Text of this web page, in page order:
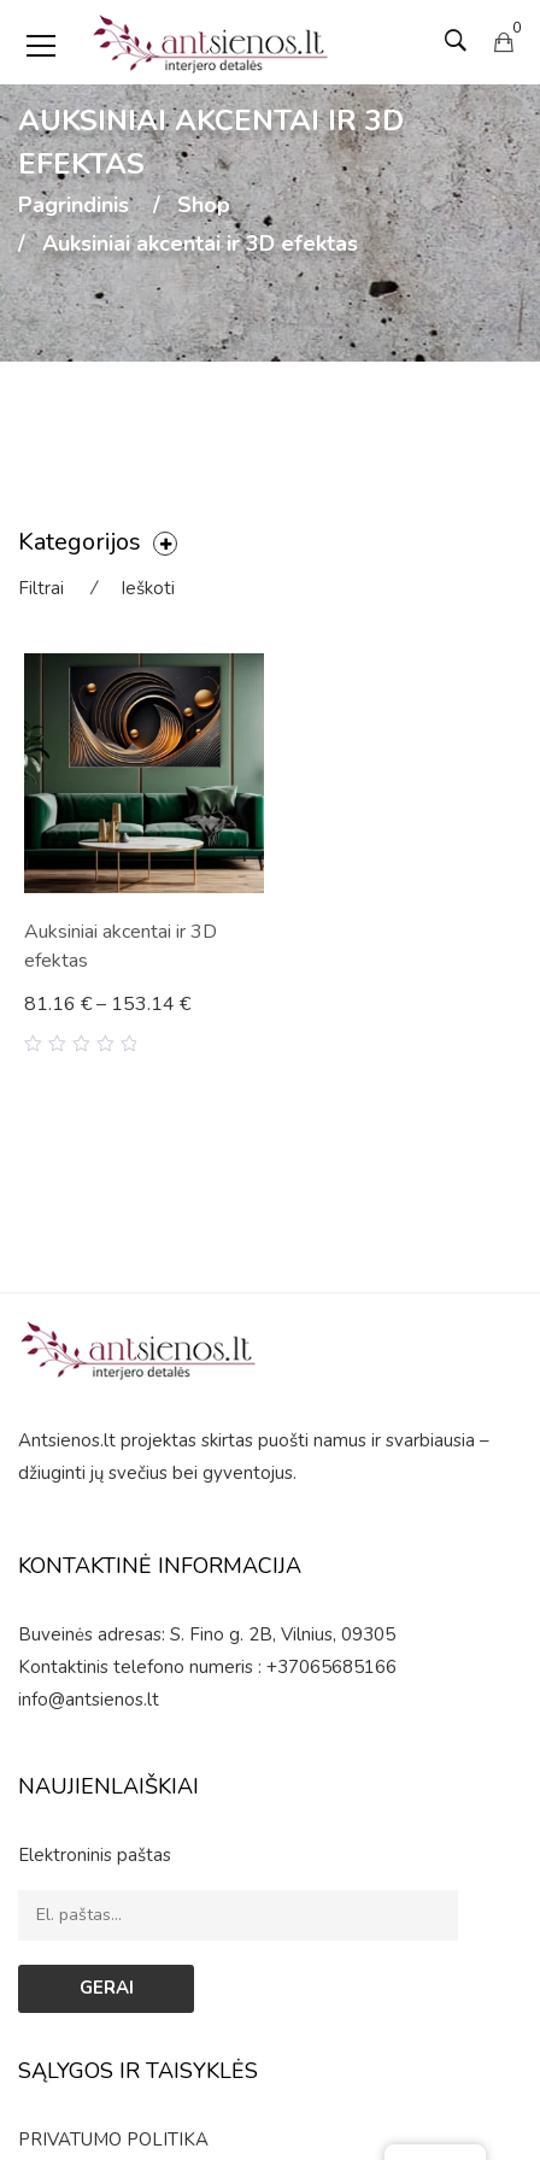
0
AUKSINIAI AKCENTAI IR 3D
EFEKTAS
Pagrindinis
Shop
Auksiniai akcentai ir 3D efektas
Kategorijos
Filtrai ⁄ Ieškoti
Auksiniai akcentai ir 3D
efektas
81.16 €– 153.14 €
Antsienos.lt projektas skirtas puošti namus ir svarbiausia –
džiuginti jų svečius bei gyventojus.
KONTAKTINĖ INFORMACIJA
Buveinės adresas: S. Fino g. 2B, Vilnius, 09305
Kontaktinis telefono numeris : +37065685166
info@antsienos.lt
NAUJIENLAIŠKIAI
Elektroninis paštas
SĄLYGOS IR TAISYKLĖS
PRIVATUMO POLITIKA